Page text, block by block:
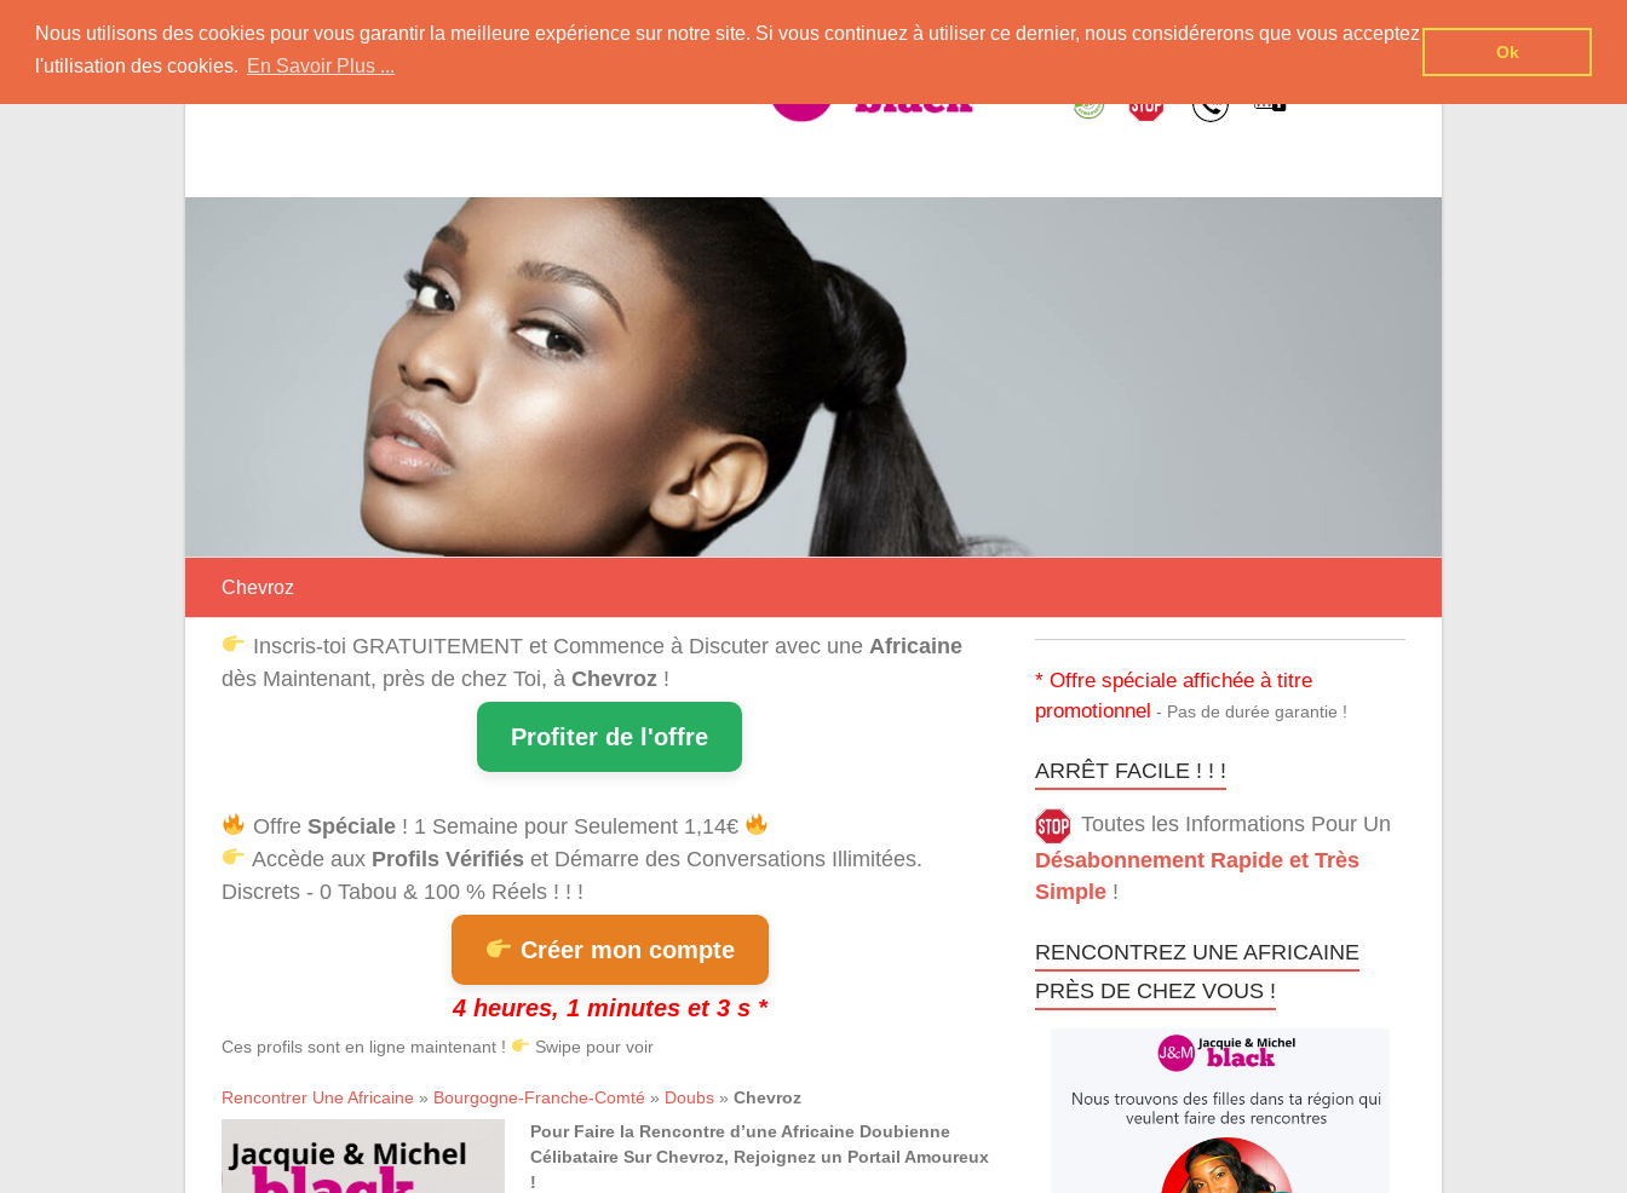
Nous utilisons des cookies pour vous garantir la meilleure expérience sur notre site. Si vous continuez à utiliser ce dernier, nous considérerons que vous acceptez
l'utilisation des cookies. En Savoir Plus ...
Ok
content
Rencontrer-Africaine
Conseils et Infos pour la Rencontre d'une Belle Africaine !
Chevroz
Inscris-toi GRATUITEMENT et Commence à Discuter avec une Africaine
dès Maintenant, près de chez Toi, à Chevroz !
Profiter de l'offre
Offre Spéciale! 1 Semaine pour Seulement 1,14€
Accède aux Profils Vérifiéset Démarre des Conversations Illimitées.
Discrets - 0 Tabou & 100 % Réels ! ! !
Créer mon compte
4 heures, 1 minutes et 3 s *
Ces profils sont en ligne maintenant ! Swipe pour voir
Rencontrer Une Africaine » Bourgogne-Franche-Comté » Doubs » Chevroz
Pour Faire la Rencontre d’une Africaine Doubienne
Célibataire Sur Chevroz, Rejoignez un Portail Amoureux
!
* Offre spéciale affichée à titre
promotionnel - Pas de durée garantie !
ARRÊT FACILE ! ! !
Toutes les Informations Pour Un
Désabonnement Rapide et Très
Simple !
RENCONTREZ UNE AFRICAINE
PRÈS DE CHEZ VOUS !